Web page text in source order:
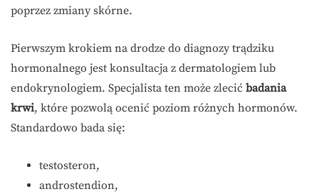
poprzez zmiany skórne.
Pierwszym krokiem na drodze do diagnozy trądziku
hormonalnego jest konsultacja z dermatologiem lub
endokrynologiem. Specjalista ten może zlecić badania
krwi, które pozwolą ocenić poziom różnych hormonów.
Standardowo bada się:
testosteron,
androstendion,